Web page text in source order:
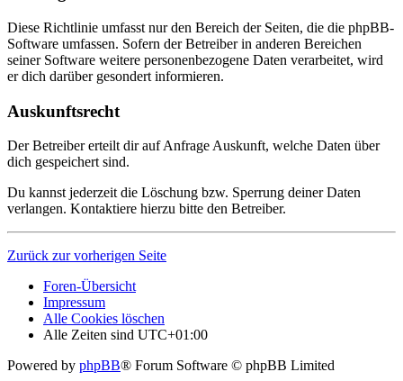
Diese Richtlinie umfasst nur den Bereich der Seiten, die die phpBB-
Software umfassen. Sofern der Betreiber in anderen Bereichen
seiner Software weitere personenbezogene Daten verarbeitet, wird
er dich darüber gesondert informieren.
Auskunftsrecht
Der Betreiber erteilt dir auf Anfrage Auskunft, welche Daten über
dich gespeichert sind.
Du kannst jederzeit die Löschung bzw. Sperrung deiner Daten
verlangen. Kontaktiere hierzu bitte den Betreiber.
Zurück zur vorherigen Seite
Foren-Übersicht
Impressum
Alle Cookies löschen
Alle Zeiten sind UTC+01:00
Powered by phpBB® Forum Software © phpBB Limited